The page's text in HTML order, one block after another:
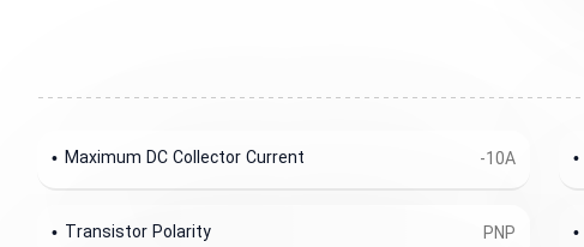
-10A
Maximum DC Collector Current
PNP
Transistor Polarity